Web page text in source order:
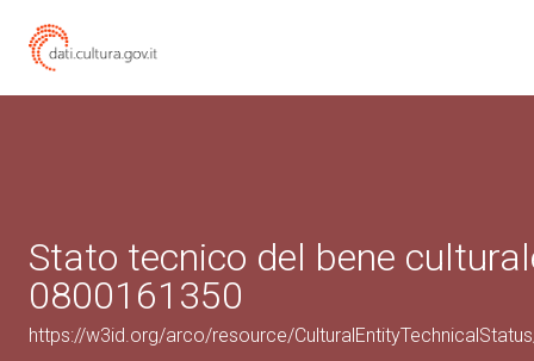
Stato tecnico del bene
0800161350
https://w3id.org/arco/resource/